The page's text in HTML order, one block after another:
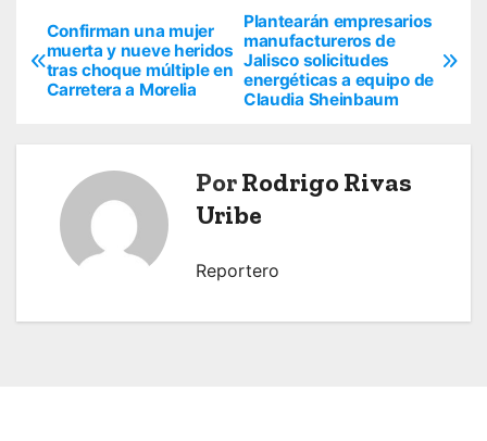
N
a
Plantearán empresarios
manufactureros de
Jalisco solicitudes
energéticas a equipo de
Claudia Sheinbaum
Confirman una mujer
muerta y nueve heridos
tras choque múltiple en
Carretera a Morelia
PorRodrigo Rivas
Uribe
Reportero